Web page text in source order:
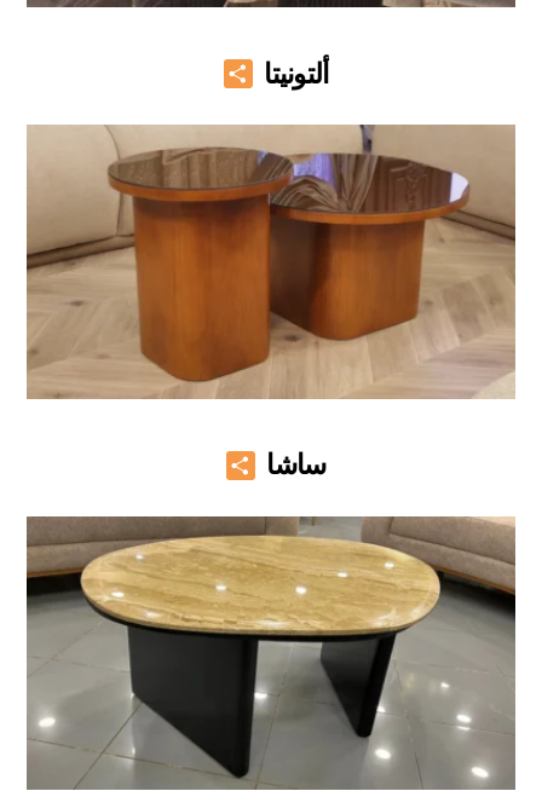
ألتونيتا Share
ساشا Share